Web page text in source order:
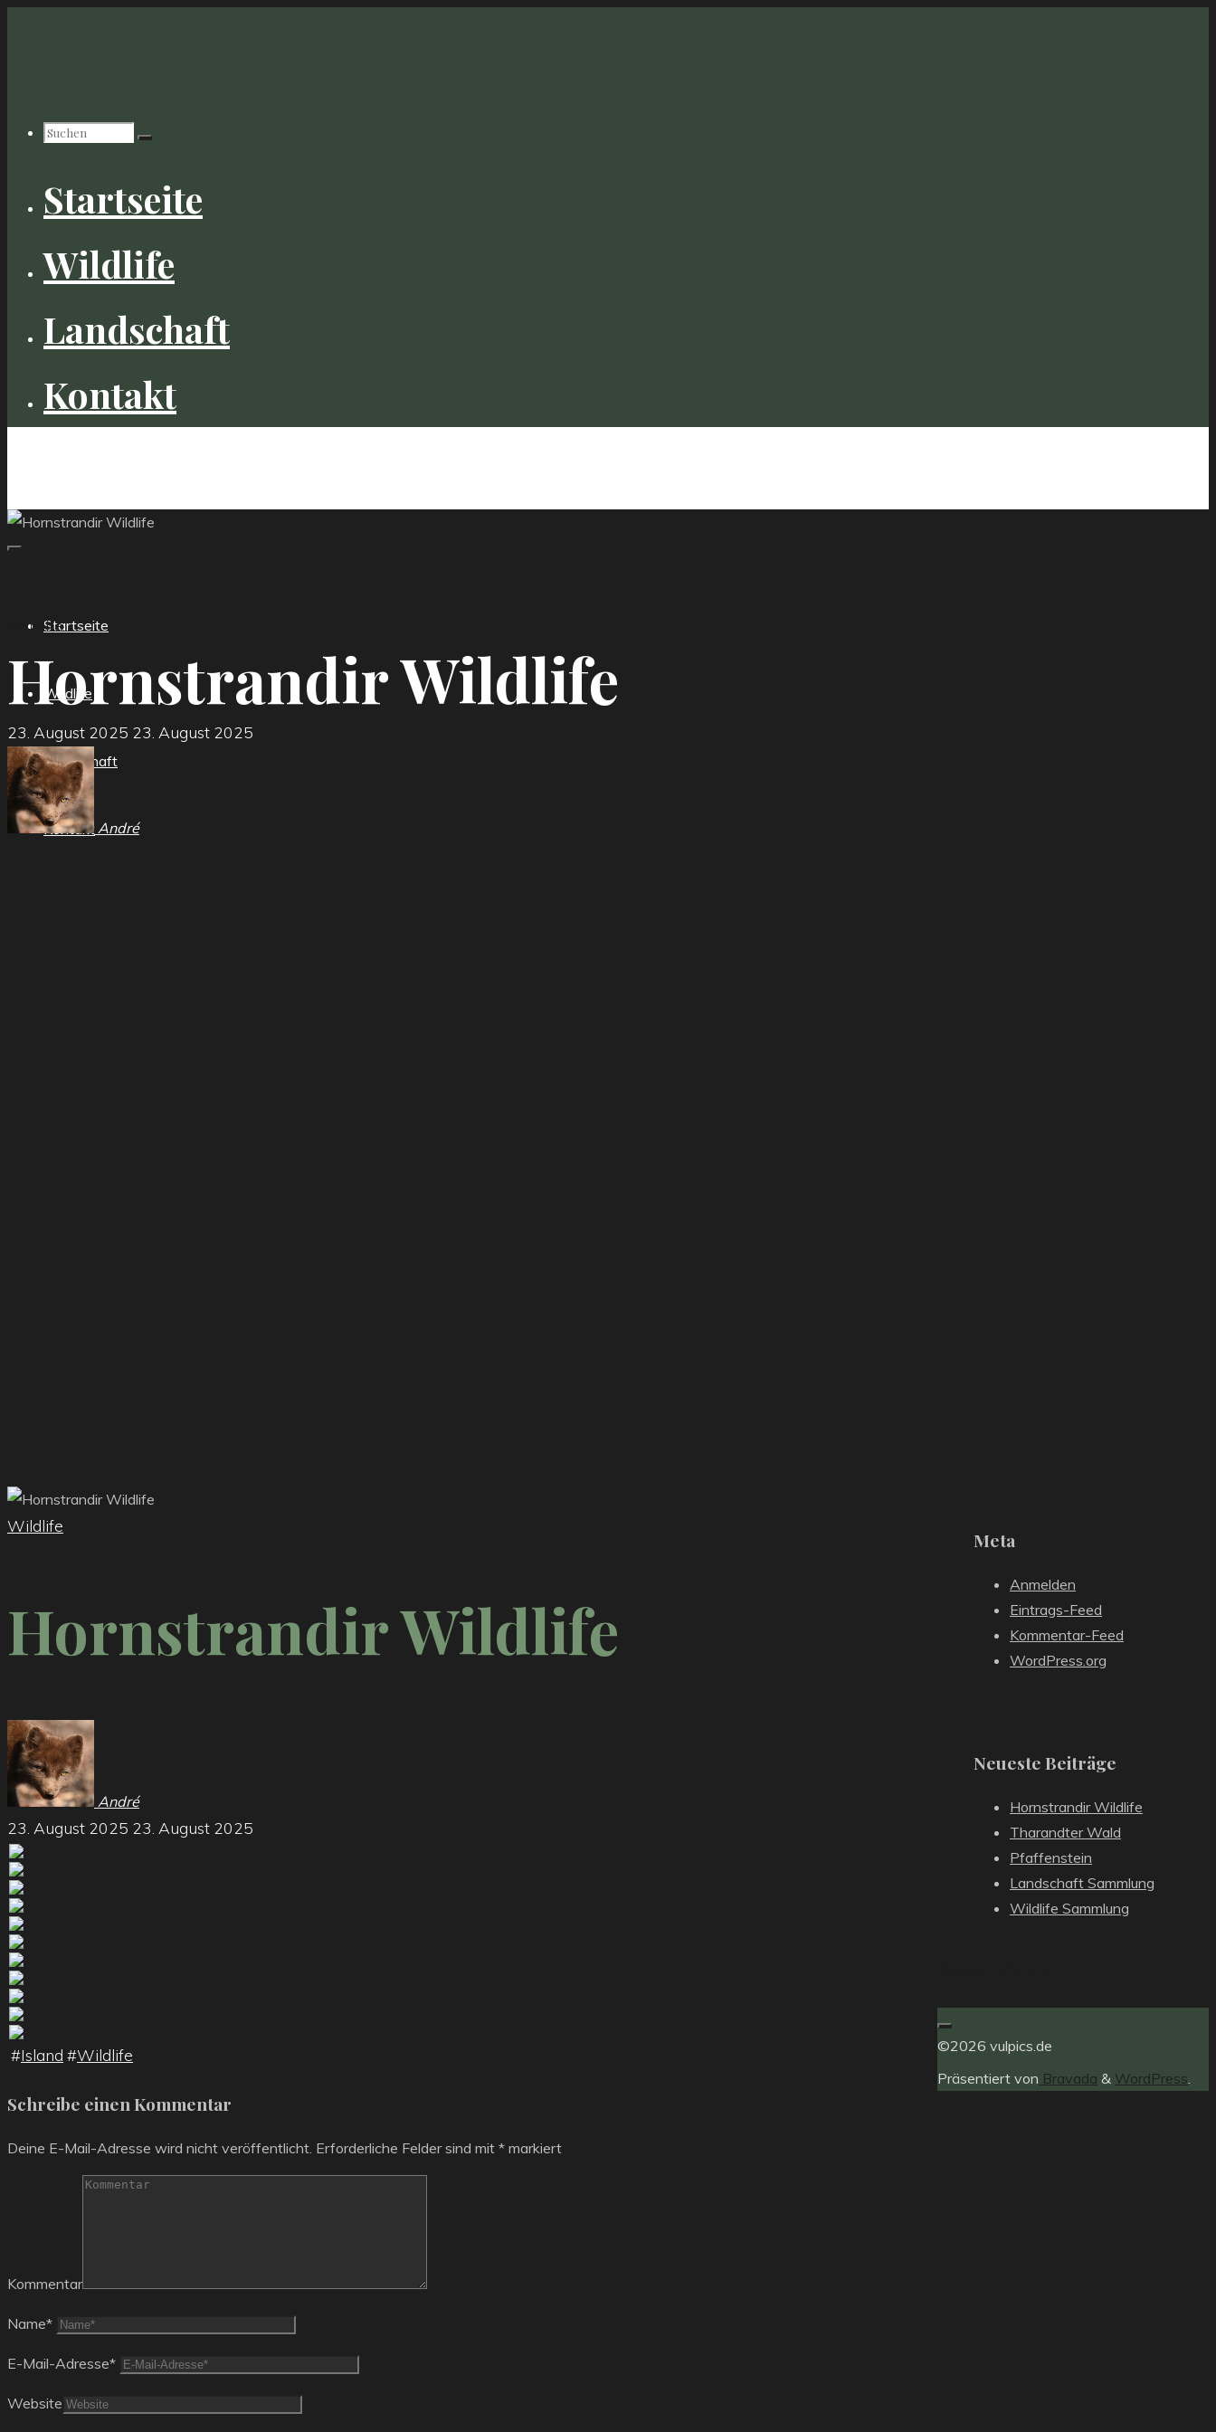
Suchen
nach:
Startseite
Wildlife
Landschaft
Kontakt
Startseite
Wildlife
Landschaft
Kontakt
Wildlife
Hornstrandir Wildlife
23. August 2025 23. August 2025
André
Wildlife
Hornstrandir Wildlife
André
23. August 2025 23. August 2025
#Island #Wildlife
Schreibe einen Kommentar
Deine E-Mail-Adresse wird nicht veröffentlicht. Erforderliche Felder sind mit * markiert
Kommentar
Name*
E-Mail-Adresse*
Website
Meta
Anmelden
Eintrags-Feed
Kommentar-Feed
WordPress.org
Neueste Beiträge
Hornstrandir Wildlife
Tharandter Wald
Pfaffenstein
Landschaft Sammlung
Wildlife Sammlung
©2026 vulpics.de
Präsentiert von Bravada & WordPress